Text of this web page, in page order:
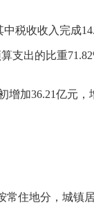
税收收入完成
支出的比重
加36.21亿元
住地分，城镇